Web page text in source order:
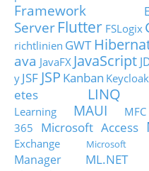
Framework
Server Flutter FSLogix
richtlinien GWT
ava JavaFX JavaScript
y JSF JSP Kanban Keycloak
etes
LINQ
Learning
MAUI MFC
365
Microsoft Access
Exchange
Microsoft
Manager
ML.NET